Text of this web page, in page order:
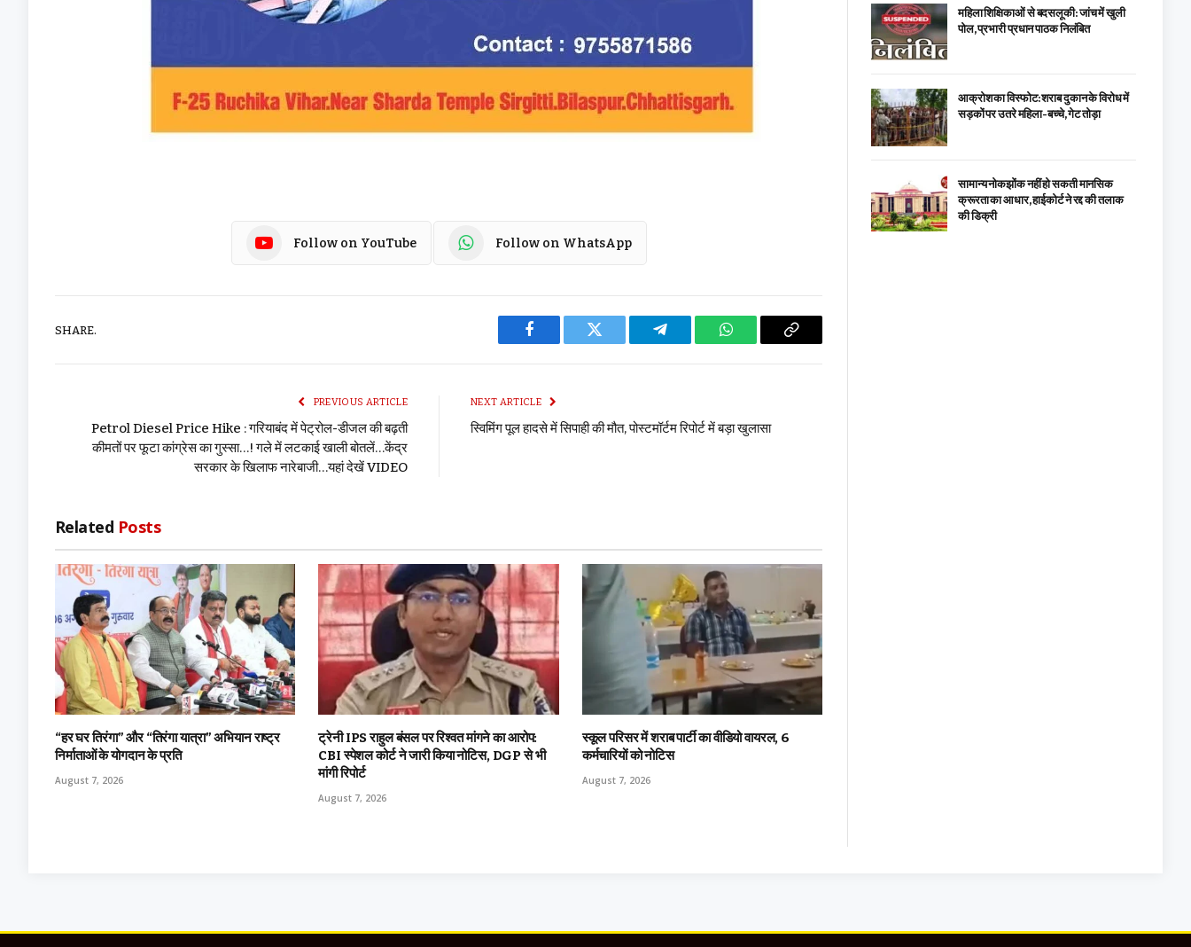
Follow on YouTube Follow on WhatsApp
SHARE.
Facebook Twitter Telegram WhatsAppCopy
PREVIOUS ARTICLE
Petrol Diesel Price Hike : गरियाबंद में पेट्रोल-डीजल की बढ़ती
कीमतों पर फूटा कांग्रेस का गुस्सा…! गले में लटकाई खाली बोतलें…केंद्र
सरकार के खिलाफ नारेबाजी…यहां देखें VIDEO
NEXT ARTICLE
स्विमिंग पूल हादसे में सिपाही की मौत, पोस्टमॉर्टम रिपोर्ट में बड़ा खुलासा
Related Posts
“हर घर तिरंगा” और “तिरंगा यात्रा” अभियान राष्ट्र
निर्माताओं के योगदान के प्रति
August 7, 2026
ट्रेनी IPS राहुल बंसल पर रिश्वत मांगने का आरोप:
CBI स्पेशल कोर्ट ने जारी किया नोटिस, DGP से भी
मांगी रिपोर्ट
August 7, 2026
स्कूल परिसर में शराब पार्टी का वीडियो वायरल, 6
कर्मचारियों को नोटिस
August 7, 2026
महिला शिक्षिकाओं से बदसलूकी: जांच में खुली
पोल, प्रभारी प्रधान पाठक निलंबित
आक्रोश का विस्फोट: शराब दुकान के विरोध में
सड़कों पर उतरे महिला-बच्चे, गेट तोड़ा
सामान्य नोकझोंक नहीं हो सकती मानसिक
क्रूरता का आधार, हाईकोर्ट ने रद्द की तलाक
की डिक्री